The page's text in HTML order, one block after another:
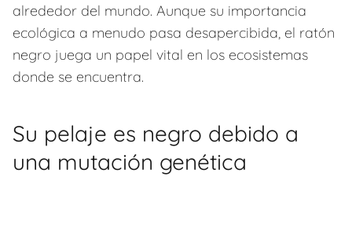
alrededor del mundo. Aunque su importancia
ecológica a menudo pasa desapercibida, el ratón
negro juega un papel vital en los ecosistemas
donde se encuentra.
Su pelaje es negro debido a
una mutación genética